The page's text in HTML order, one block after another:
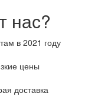
нас?
в 2021 году
цены
доставка